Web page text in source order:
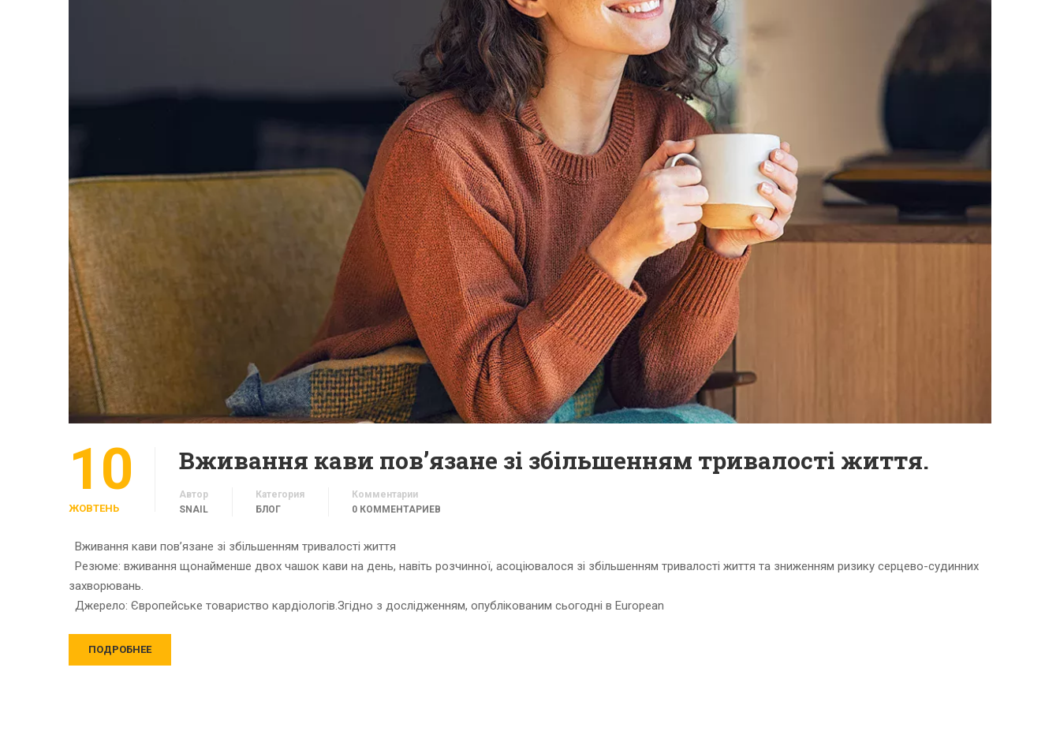
10
ЖОВТЕНЬ
Вживання кави пов’язане зі збільшенням тривалості життя.
Автор
SNAIL
Категория
БЛОГ
Комментарии
0 КОММЕНТАРИЕВ
Вживання кави пов’язане зі збільшенням тривалості життя
Резюме: вживання щонайменше двох чашок кави на день, навіть розчинної, асоціювалося зі збільшенням тривалості життя та зниженням ризику серцево-судинних
захворювань.
Джерело: Європейське товариство кардіологів.Згідно з дослідженням, опублікованим сьогодні в European
ПОДРОБНЕЕ